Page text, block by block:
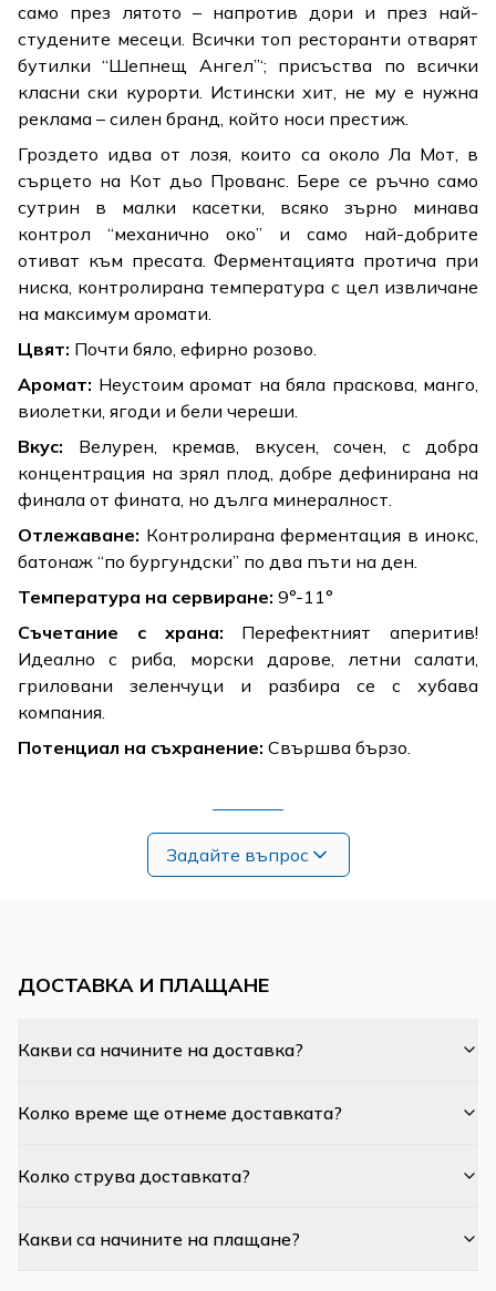
само през лятото – напротив дори и през най-
студените месеци. Всички топ ресторанти отварят
бутилки “Шепнещ Ангел”‘; присъства по всички
класни ски курорти. Истински хит, не му е нужна
реклама – силен бранд, който носи престиж.
Гроздето идва от лозя, които са около Ла Мот, в
сърцето на Кот дьо Прованс. Бере се ръчно само
сутрин в малки касетки, всяко зърно минава
контрол “механично око” и само най-добрите
отиват към пресата. Ферментацията протича при
ниска, контролирана температура с цел извличане
на максимум аромати.
Цвят: Почти бяло, ефирно розово.
Аромат: Неустоим аромат на бяла праскова, манго,
виолетки, ягоди и бели череши.
Вкус: Велурен, кремав, вкусен, сочен, с добра
концентрация на зрял плод, добре дефинирана на
финала от фината, но дълга минералност.
Отлежаване: Контролирана ферментация в инокс,
батонаж “по бургундски” по два пъти на ден.
Температура на сервиране: 9°-11°
Съчетание с храна: Перефектният аперитив!
Идеално с риба, морски дарове, летни салати,
гриловани зеленчуци и разбира се с хубава
компания.
Потенциал на съхранение: Свършва бързо.
Задайте въпрос
ДОСТАВКА И ПЛАЩАНЕ
Какви са начините на доставка?
Колко време ще отнеме доставката?
Колко струва доставката?
Какви са начините на плащане?